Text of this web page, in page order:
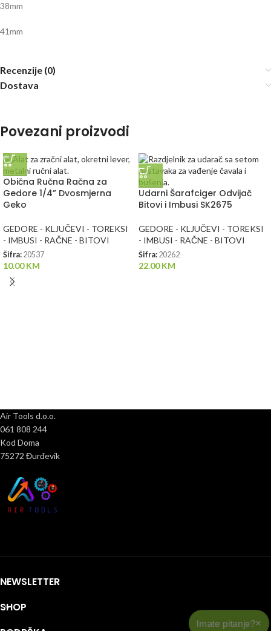
38mm
41mm
Recenzije (0)
Dostava
Povezani proizvodi
Obična Ručna Račna za
Gedore 1/4” Dvosmjerna
Geko
GEDORE - KLJUČEVI - TOREKSI
- IMBUSI - RAČNE - BITOVI
Šifra: 20537
10.00KM
Udarni Šarafciger Odvijač
Bitovi i Imbusi SK2675
GEDORE - KLJUČEVI - TOREKSI
- IMBUSI - RAČNE - BITOVI
Šifra: 20262
22.00KM
Air Tools d.o.o.
061 808 244
Kod Doma
75272 Đurđevik
NEWSLETTER
SHOP